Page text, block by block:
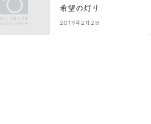
希望の灯り
2019年2月2日